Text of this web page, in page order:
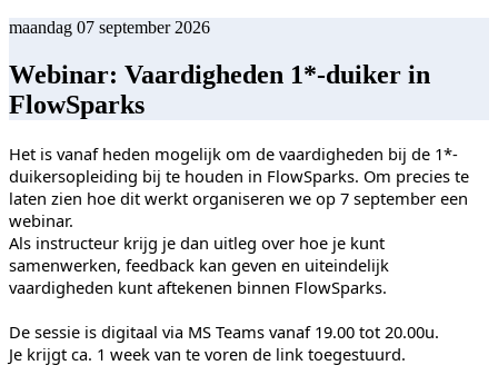
maandag 07 september 2026
Webinar: Vaardigheden 1*-duiker in
FlowSparks
Het is vanaf heden mogelijk om de vaardigheden bij de 1*-
duikersopleiding bij te houden in FlowSparks. Om precies te
laten zien hoe dit werkt organiseren we op 7 september een
webinar.
Als instructeur krijg je dan uitleg over hoe je kunt
samenwerken, feedback kan geven en uiteindelijk
vaardigheden kunt aftekenen binnen FlowSparks.
De sessie is digitaal via MS Teams vanaf 19.00 tot 20.00u.
Je krijgt ca. 1 week van te voren de link toegestuurd.